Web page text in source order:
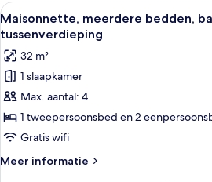
tweepersoonsbed
met
balkon
Alle
foto's
voor
Maisonnette,
meerdere
bedden,
balkon,
op
tussenverdieping
laden
Een
8
Maisonnette, meerdere bedden,
tussenverdieping
32 m²
1 slaapkamer
Max. aantal: 4
1 tweepersoonsbed en 2
Gratis wifi
Meer informatie
Meer